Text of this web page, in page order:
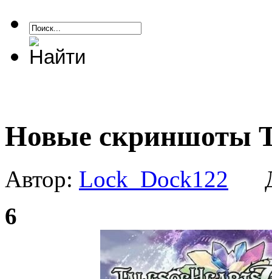
Новые скриншоты
Автор: Lock_Dock122
6